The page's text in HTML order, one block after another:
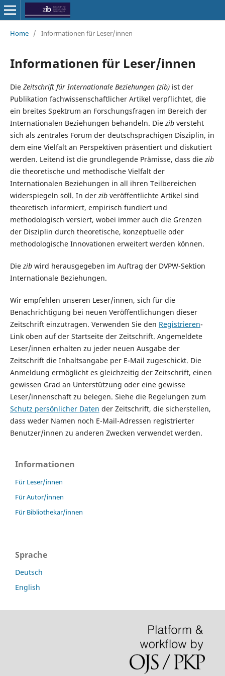
Home / Informationen für Leser/innen
Informationen für Leser/innen
Die Zeitschrift für Internationale Beziehungen (zib)ist der
Publikation fachwissenschaftlicher Artikel verpflichtet, die
ein breites Spektrum an Forschungsfragen im Bereich der
Internationalen Beziehungen behandeln. Diezibversteht
sich als zentrales Forum der deutschsprachigen Disziplin, in
dem eine Vielfalt an Perspektiven präsentiert und diskutiert
werden. Leitend ist die grundlegende Prämisse, dass diezib
die theoretische und methodische Vielfalt der
Internationalen Beziehungen in all ihren Teilbereichen
widerspiegeln soll. In derzibveröffentlichte Artikel sind
theoretisch informiert, empirisch fundiert und
methodologisch versiert, wobei immer auch die Grenzen
der Disziplin durch theoretische, konzeptuelle oder
methodologische Innovationen erweitert werden können.
Diezibwird herausgegeben im Auftrag der DVPW-Sektion
Internationale Beziehungen.
Wir empfehlen unseren Leser/innen, sich für die
Benachrichtigung bei neuen Veröffentlichungen dieser
Zeitschrift einzutragen. Verwenden Sie den Registrieren-
Link oben auf der Startseite der Zeitschrift. Angemeldete
Leser/innen erhalten zu jeder neuen Ausgabe der
Zeitschrift die Inhaltsangabe per E-Mail zugeschickt. Die
Anmeldung ermöglicht es gleichzeitig der Zeitschrift, einen
gewissen Grad an Unterstützung oder eine gewisse
Leser/innenschaft zu belegen. Siehe die Regelungen zum
Schutz persönlicher Daten der Zeitschrift, die sicherstellen,
dass weder Namen noch E-Mail-Adressen registrierter
Benutzer/innen zu anderen Zwecken verwendet werden.
Informationen
Für Leser/innen
Für Autor/innen
Für Bibliothekar/innen
Sprache
Deutsch
English